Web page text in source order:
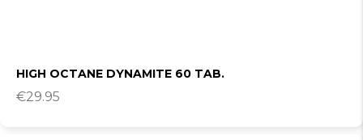
HIGH OCTANE DYNAMITE 60 TAB.
€29.95